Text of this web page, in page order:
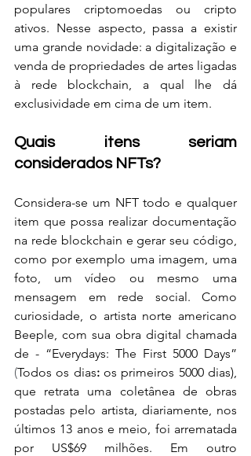
populares criptomoedas ou cripto
ativos. Nesse aspecto, passa a existir
uma grande novidade: a digitalização e
venda de propriedades de artes ligadas
à rede blockchain, a qual lhe dá
exclusividade em cima de um item.
Quais itens seriam
considerados NFTs?
Considera-se um NFT todo e qualquer
item que possa realizar documentação
na rede blockchain e gerar seu código,
como por exemplo uma imagem, uma
foto, um vídeo ou mesmo uma
mensagem em rede social. Como
curiosidade, o artista norte americano
Beeple, com sua obra digital chamada
de -
(Todos os dias: os primeiros 5000 dias),
que retrata uma coletânea de obras
postadas pelo artista, diariamente, nos
últimos 13 anos e meio, foi arrematada
por US$69 milhões. Em outro